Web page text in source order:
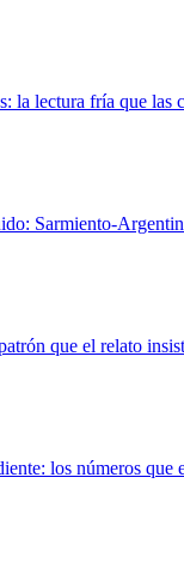
la lectura fría que las
Sarmiento-
que el relato
los números que